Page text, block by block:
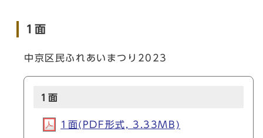
1面
中京区民ふれあいまつり2023
1面
1面(PDF形式, 3.33MB)